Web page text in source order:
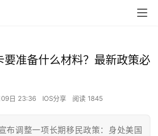
要准备什么材料？最新政策必
日 23:36 IOS分享 阅读 1845
布调整一项长期移民政策：身处美国